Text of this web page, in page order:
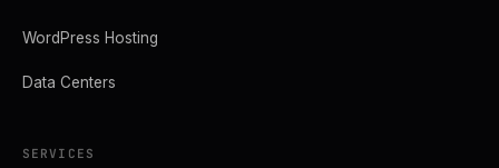
WordPress Hosting
Data Centers
SERVICES